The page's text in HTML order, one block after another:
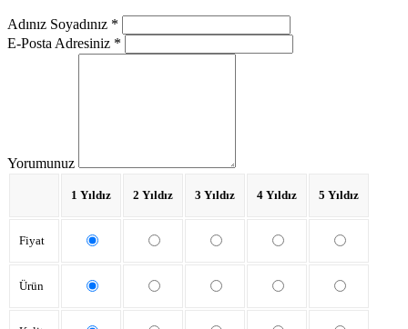
Adınız Soyadınız *
E-Posta Adresiniz *
Yorumunuz
1 Yıldız 2 Yıldız 3 Yıldız 4 Yıldız 5 Yıldız
Fiyat
Ürün